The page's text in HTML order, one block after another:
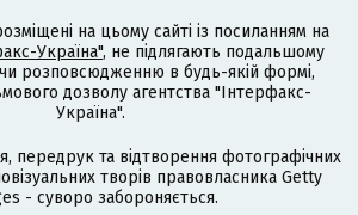
на цьому сайті із посиланням на
Україна", не підлягають подальшому
розповсюдженню в будь-якій формі,
дозволу агентства "Інтерфакс-
Україна".
передрук та відтворення фотографічних
творів правовласника Getty
- суворо забороняється.